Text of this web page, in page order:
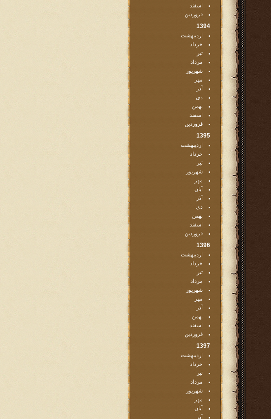
اسفند
فروردین
1394
اردیبهشت
خرداد
تیر
مرداد
شهریور
مهر
آذر
دی
بهمن
اسفند
فروردین
1395
اردیبهشت
خرداد
تیر
شهریور
مهر
آبان
آذر
دی
بهمن
اسفند
فروردین
1396
اردیبهشت
خرداد
تیر
مرداد
شهریور
مهر
آذر
بهمن
اسفند
فروردین
1397
اردیبهشت
خرداد
تیر
مرداد
شهریور
مهر
آبان
آذر